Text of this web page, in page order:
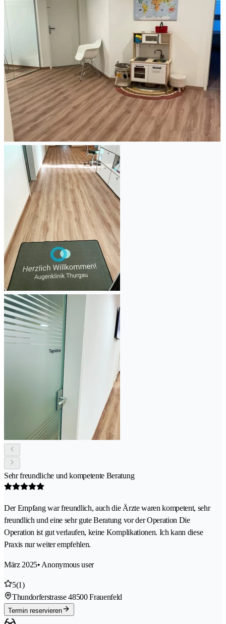
Sehr freundliche und kompetente Beratung
Der Empfang war freundlich, auch die Ärzte waren kompetent, sehr
freundlich und eine sehr gute Beratung vor der Operation Die
Operation ist gut verlaufen, keine Komplikationen. Ich kann diese
Praxis nur weiter empfehlen.
März 2025• Anonymous user
5(1)
Thundorferstrasse 48500 Frauenfeld
Termin reservieren